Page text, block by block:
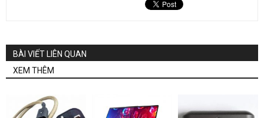
BÀI VIẾT LIÊN QUAN
XEM THÊM